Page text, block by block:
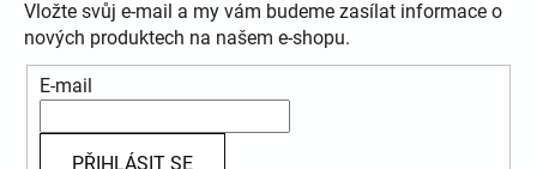
Vložte svůj e-mail a my vám budeme zasílat informace o
nových produktech na našem e-shopu.
E-mail
PŘIHLÁSIT SE